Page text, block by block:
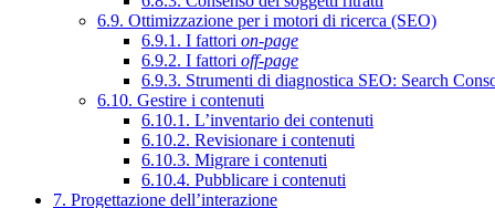
6.9. Ottimizzazione per i motori di ricerca (SEO)
6.9.1. I fattori on-page
6.9.2. I fattori off-page
6.9.3. Strumenti di diagnostica SEO: Search
6.10. Gestire i contenuti
6.10.1. L’inventario dei contenuti
6.10.2. Revisionare i contenuti
6.10.3. Migrare i contenuti
6.10.4. Pubblicare i contenuti
7. Progettazione dell’interazione